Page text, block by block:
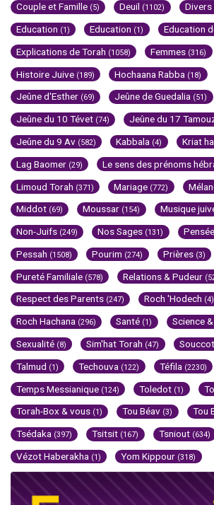
Couple et Famille (5) Deuil (1102) Divers
Education (1) Education (1) Education
Explications de Torah (1058) Femmes (316)
Histoire Juive (189) Hochaana Rabba (18)
Jeûne d'Esther (69) Jeûne de Guedalia (51)
Jeûne du 10 Tévet (74) Jeûne du 17
Jeûne du 9 Av (582) Kabbala (4) Kriat
Lag Baomer (29) Le sens des prénoms
Limoud Torah (371) Mariage (772)
Middot (69) Moussar (154) Musique
Non-Juifs (249) Nos Sages (131)
Pessah (1508) Pourim (274) Prières (3)
Pureté Familiale (578) Relations & Pudeur
Respect des Parents (247) Roch 'Hodech (4)
Roch Hachana (296) Santé (1) Science
Sexualité (8) Sim'hat Torah (47) Souccot
Talmud (1) Techouva (122) Téfila (2230)
Temps Messianique (124) Toledot (1)
Torah-Box & vous (1) Tou Béav (3) Tou
Tsédaka (397) Tsitsit (167) Tsniout (634)
Vézot Haberakha (1) Yom Kippour (318)